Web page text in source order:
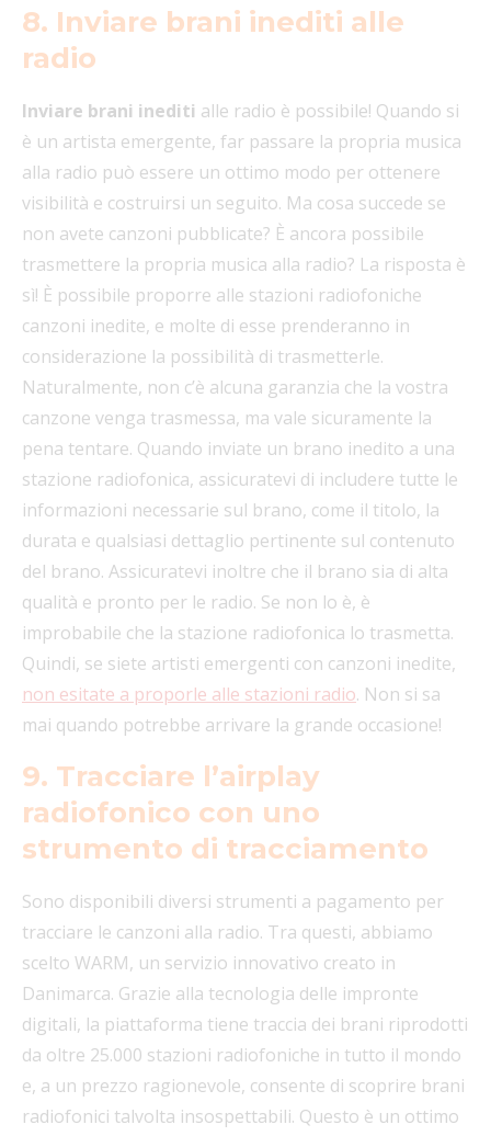
8. Inviare brani inediti alle
radio
Inviare brani inediti alle radio è possibile! Quando si
è un artista emergente, far passare la propria musica
alla radio può essere un ottimo modo per ottenere
visibilità e costruirsi un seguito. Ma cosa succede se
non avete canzoni pubblicate? È ancora possibile
trasmettere la propria musica alla radio? La risposta è
sì! È possibile proporre alle stazioni radiofoniche
canzoni inedite, e molte di esse prenderanno in
considerazione la possibilità di trasmetterle.
Naturalmente, non c’è alcuna garanzia che la vostra
canzone venga trasmessa, ma vale sicuramente la
pena tentare. Quando inviate un brano inedito a una
stazione radiofonica, assicuratevi di includere tutte le
informazioni necessarie sul brano, come il titolo, la
durata e qualsiasi dettaglio pertinente sul contenuto
del brano. Assicuratevi inoltre che il brano sia di alta
qualità e pronto per le radio. Se non lo è, è
improbabile che la stazione radiofonica lo trasmetta.
Quindi, se siete artisti emergenti con canzoni inedite,
non esitate a proporle alle stazioni radio. Non si sa
mai quando potrebbe arrivare la grande occasione!
9. Tracciare l’airplay
radiofonico con uno
strumento di tracciamento
Sono disponibili diversi strumenti a pagamento per
tracciare le canzoni alla radio. Tra questi, abbiamo
scelto WARM, un servizio innovativo creato in
Danimarca. Grazie alla tecnologia delle impronte
digitali, la piattaforma tiene traccia dei brani riprodotti
da oltre 25.000 stazioni radiofoniche in tutto il mondo
e, a un prezzo ragionevole, consente di scoprire brani
radiofonici talvolta insospettabili. Questo è un ottimo